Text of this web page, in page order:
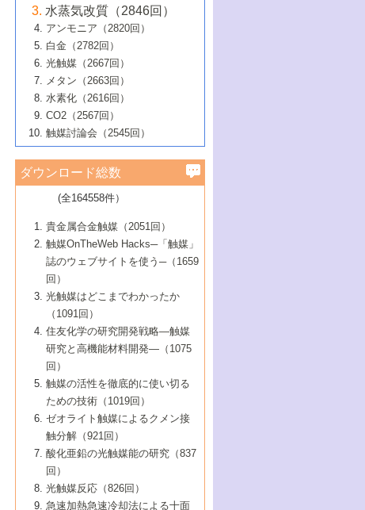
院大学）
6号 貴金属使用量低減に向けた自動車排
ガス浄化触媒の開発
B号 第123回触媒討論会（2019年・大阪
大学）
研究
6号 低級アルカンの有効利用のための触
媒技術
B号 第119回触媒討論会（2017年・首都
大学東京）
者たち～（1）
4号 触媒研究の最先端～とびたて若き研究
者たち～（2）
5号 触媒研究の最先端～とびたて若き研究
者たち～（3）
6号 イオニクス材料と燃料電池・電解合成
の最新の研究動向
B号 第117回触媒討論会（2016年・大阪府
立大学）
るアノード触媒上での燃料直接改質技術
4号 コアシェル構造の制御による触媒機能
5号 工業触媒およびその周辺技術の最近の
進歩
6号 ナノシート
B号 第115回触媒討論会（2015年・成蹊大
開発動向
4号 人工光合成に向けた近年のアプローチ
5号 未利用熱エネルギーの有効活用に貢献
する触媒技術
6号 ポリオキソメタレート
B号 第113回触媒討論会（2014年・ロワジ
ールホテル豊橋）
2号 リビングラジカル重合の最近の動向
3号 天然ガスの化学工業的展開に関する触
媒技術
4号 貴金属触媒の精密構造制御とその活用
5号 バイオマス化成品製造のための固体触
6号 ナノ空間─吸着状態解析から新機能開拓
B号 第111回触媒討論会（2013年・関西大
1号 規則性多孔体の利用技術における最近
の進歩
2号 第109回触媒討論会
3号 貴金属低減技術の最新動向
4号 貴金属代替技術の最新動向
5号 光触媒による物質変換反応の新展開
6号 グラフェン
7号 水素を利用する化成品合成の新潮流
▼53巻（2011年）
1号 金属学から見る合金触媒の新展開
2号 第107回触媒討論会
3号 触媒のその場観察法の進歩（１）
4号 触媒のその場観察法の進歩（２）
5号 不活性結合の触媒的活性化による有機
合成
6号 新しい固体酸触媒技術
7号 ゼオライト合成における最近の進歩
▼52巻（2010年）
1号 触媒の劣化対策と長寿命触媒開発
2号 第105回触媒討論会
3号 ナノ構造が拓く新機能
4号 活性サイトおよびその環境の精密な設
計による触媒の高機能化
5号 触媒を有効に使うための技術
7号 有機分子触媒による精密有機合成
8号 高機能化ポリオレフィンに向けた重合
触媒の最近の進展
1号 炭素材料－熱い注目を集める材料－
2号 第103回触媒討論会
3号 環境浄化用光触媒の現状と課題
4号 水素社会の実現に向けた水素製造・貯
蔵技術の進歩
5号 CO2が関わる触媒・材料
7号 持続可能社会実現のための触媒および
触媒関連技術
▼50巻（2008年）
1号 触媒化学と学会のこの10年，半世紀，
そして未来
2号 第101回触媒討論会
4号 錯体を利用したユニークな表面構造の
構築と機能
5号 若手会員による触媒研究の未来展望1：
企業編
6号 第102回触媒討論会
7号 触媒・化学反応における計算化学の進
8号 若手研究者による触媒研究の未来展望
2：大学・研究所編
▼49巻（2007年）
1号 含フッ素化合物の合成と触媒
2号 第99回触媒討論会
3号 実用的ファインケミカル合成プロセス
を実現する触媒
5号 こんな物質，あんな物質―新たな触媒
の可能性―
7号 『結晶の化学』を活かした触媒研究
8号 イオン液体の応用
▼48巻（2006年）
1号 固体酸触媒の最近の進歩
2号 第97回触媒討論会
3号 リビング重合触媒の最近の展開
5号 水素製造・貯蔵のための触媒技術の新
しい展開
6号 第98回触媒討論会
7号 基礎化学品製造の触媒技術
8号 多機能型リアクター
1号 最近の触媒担体とその効果
2号 第95回触媒討論会
4号 水分解用光触媒材料
5号 時間分解分光の進歩と応用
6号 第96回触媒討論会
8号 超臨界流体を用いた化学プロセスの新
▼46巻（2004年）
1号 部分酸化反応触媒の最前線
2号 第93回触媒討論会
3号 特殊エネルギー場の触媒反応
4号 生体内における金属の触媒作用
5号 ファインケミカルズの展開に寄与する
6号 第94回触媒討論会
7号 サブナノレベルでみた新しい表面現象
8号 オレフィン重合触媒の新たな展
▼45巻（2003年）
1号 なぜこの触媒が良いのか？
2号 第91回触媒討論会
3号 最近の自動車排ガス処理技術
4号 触媒研究の現状と将来─第90回触媒討論
5号 基礎化学品製造の触媒技術
6号 第92回触媒討論会
7号 基礎化学品製造の触媒技術
8号 資源の循環と触媒技術
▼44巻（2002年）
1号 高次制御された触媒の化学
2号 第89回触媒討論会
3号 触媒を利用した電気化学の新展開
4号 ナノ材料の調製と機能化
5号 こんな触媒が欲しい
6号 第90回触媒討論会
7号 触媒研究と学術雑誌/情報
8号 若い世代からみた触媒化学の現状と未
▼43巻（2001年）
1号 グリーンケミストリーと触媒
2号 第87回触媒討論会特集号
3号 生体触媒とバイオプロセス
4号 水素製造・利用の触媒化学
5号 触媒研究における新しい切り口：コン
ビナトリアルケミストリー
6号 第88回触媒討論会特集号
7号 企業における触媒研究のブレークスル
8号 この材料を触媒として使ってみません
▼42巻（2000年）
1号 触媒反応工学の明日を拓く
2号 第85回触媒討論会
3号 反応ダイナミクス
5号 触媒のおもしろさをどのように伝える
6号 第86回触媒討論会
7号 水素化精製触媒の新しい展開
8号 新しい反応性と機能性を目指した金属
クラスタ-化学
▼41巻（1999年）
1号 孔、穴、あな?-特異な空間とその利用-
2号 第83回触媒討論会
3号 均一系触媒反応最前線
4号 実用炭素材料の新展開
5号 研究の方法論を考える
7号 機能性金属材料と触媒
8号 触媒研究へのNMRの応用と展望
▼40巻（1998年）
進展と21世紀への提言/創立40周年記念・触
媒学会この10年の歩みとこれから/創立40周
2号 第81回触媒討論会
3号 計算機触媒化学へのさそい
4号 触媒劣化の制御と予測
5号 最新の実用プロセスと触媒
6号 第82回触媒討論会
1号 均一系と不均一系触媒反応-その特徴と
接点
2号 第79回触媒討論会
3号 最新NO除去触媒の実用化研究
4号 新しい反応場を目指した触媒調製
5号 反応・分離技術の新しい展開
6号 第80回触媒討論会
▼38巻（1996年）
1号 触媒の構造と触媒作用/C1化学を中心と
する21世紀への触媒
3号 オリンピックメダル:金・銀・銅はどん
な触媒作用を示すか
4号 触媒作用における機能の複合化
▼37巻（1995年）
1号 ファインケミカルズと固体触媒
2号 第75回触媒討論会
3号 希土類を利用した触媒
4号 触媒とリサイクル
5号 エネルギー変換触媒
▼36巻（1994年）
1号 電気化学と触媒
2号 第73回触媒討論会
3号 C4化学の展開
4号 《通常号》
▼35巻（1993年）
1号 工業触媒開発マニュアル―探索から工
業化まで
2号 第71回触媒討論会
▼34巻（1992年）
1号 インパクトを与えたこの研究
2号 第69回触媒討論会
▼33巻（1991年）
1号 触媒プロセス開発マニュアル―探索か
▼32巻（1990年）
水蒸気改質（2846回）
アンモニア（2820回）
白金（2782回）
光触媒（2667回）
メタン（2663回）
水素化（2616回）
CO2（2567回）
触媒討論会（2545回）
ダウンロード総数
(全164558件）
貴金属合金触媒（2051回）
触媒OnTheWeb Hacks─「触媒」
誌のウェブサイトを使う─（1659
回）
光触媒はどこまでわかったか
（1091回）
住友化学の研究開発戦略―触媒
研究と高機能材料開発―（1075
回）
触媒の活性を徹底的に使い切る
ための技術（1019回）
ゼオライト触媒によるクメン接
触分解（921回）
酸化亜鉛の光触媒能の研究（837
回）
光触媒反応（826回）
急速加熱急速冷却法による十面